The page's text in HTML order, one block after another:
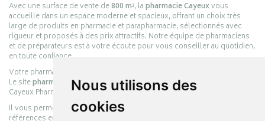
Nous utilisons des
cookies
Avec une surface de vente de800 m², lapharmacie Cayeuxvous
accueille dans un espace moderne et spacieux, offrant un choix très
large de produits en pharmacie et parapharmacie, sélectionnés avec
rigueur et proposés à des prix attractifs. Notre équipe de pharmaciens
et de préparateurs est à votre écoute pour vous conseiller au quotidien,
en toute confiance.
Votre pharmacie en ligne :
Le sitepharmacie-cayeux.frest le prolongement digital de la pharmacie
Cayeux Pharmabest Berck-sur-Mer – Rang-du-Fliers.
Il vous permet de réaliser vos achats en ligne parmi des milliers de